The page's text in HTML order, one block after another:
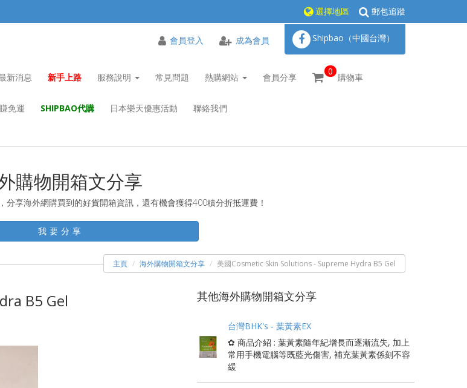
選擇地區 郵包追蹤
新消息 新手上路 服務說明 常見問題 熱購網站 會員分享
0
購物車
免運 SHIPBAO代購 日本樂天優惠活動 聯絡我們
Shipbao（中國台灣）
會員登入 成為會員
購物開箱文分享
享海外網購買到的好貨開箱資訊，還有機會獲得400積分折抵運費！
我要分享
主頁 海外購物開箱文分享 美國Cosmetic Skin Solutions - Supreme Hydra B5 Gel
B5 Gel 其他海外購物開箱文分享
台灣BHK's - 葉黃素EX
✿ 商品介紹 : 葉黃素隨年紀增長而逐漸流失, 加上
常用手機電腦等既藍光傷害, 補充葉黃素係刻不容
緩